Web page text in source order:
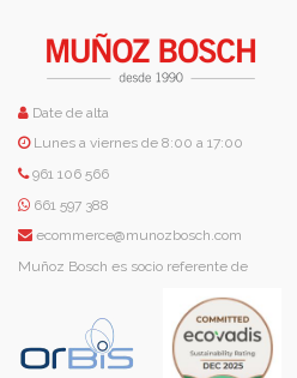
Date de alta
Lunes a viernes de 8:00 a 17:00
961 106 566
661 597 388
ecommerce@munozbosch.com
Muñoz Bosch es socio referente de